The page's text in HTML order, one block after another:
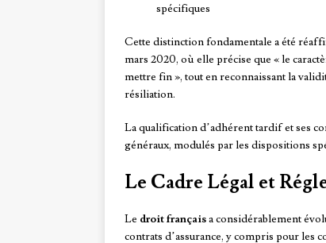
spécifiques
Cette distinction fondamentale a été
mars 2020, où elle précise que « le
mettre fin », tout en reconnaissant la
résiliation.
La qualification d’adhérent tardif et ses
généraux, modulés par les dispositions
Le Cadre Légal et
Le droit françaisa considérablement
contrats d’assurance, y compris pour les